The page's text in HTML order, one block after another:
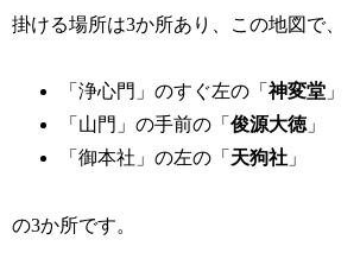
掛ける場所は3か所あり、この地図で、
「浄心門」のすぐ左の「神変堂 」
「山門」の手前の「俊源大徳」
「御本社」の左の「 天狗社 」
の3か所です。